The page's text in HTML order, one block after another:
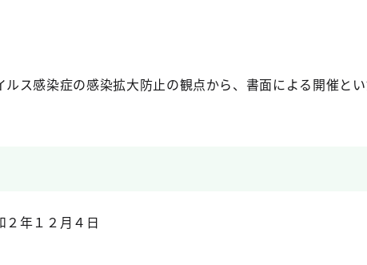
ス感染症の感染拡大防止の観点から、書面による開催とい
２年１２月４日